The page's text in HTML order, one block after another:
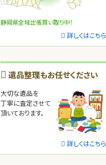
静岡県全域出張買い取り中！
詳しくはこちら
遺品整理もお任せください
大切な遺品を
丁寧に査定させて
頂いております。
詳しくはこちら